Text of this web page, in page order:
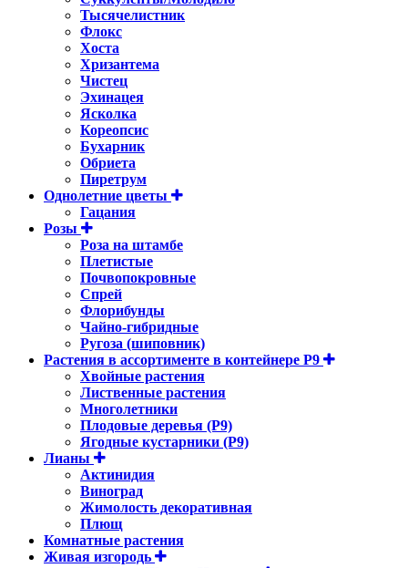
Тысячелистник
Флокс
Хоста
Хризантема
Чистец
Эхинацея
Ясколка
Кореопсис
Бухарник
Обриета
Пиретрум
Однолетние цветы
Гацания
Розы
Роза на штамбе
Плетистые
Почвопокровные
Спрей
Флорибунды
Чайно-гибридные
Ругоза (шиповник)
Растения в ассортименте в контейнере P9
Хвойные растения
Лиственные растения
Многолетники
Плодовые деревья (Р9)
Ягодные кустарники (Р9)
Лианы
Актинидия
Виноград
Жимолость декоративная
Плющ
Комнатные растения
Живая изгородь